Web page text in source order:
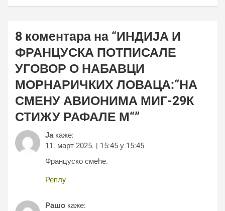
8 коментара на “ИНДИЈА И
ФРАНЦУСКА ПОТПИСАЛЕ
УГОВОР О НАБАВЦИ
МОРНАРИЧКИХ ЛОВАЦА:“НА
СМЕНУ АВИОНИМА МИГ-29К
СТИЖУ РАФАЛЕ М“”
Ја каже:
11. март 2025. | 15:45 у 15:45
Француско смеће.
Реплy
Рашо каже: